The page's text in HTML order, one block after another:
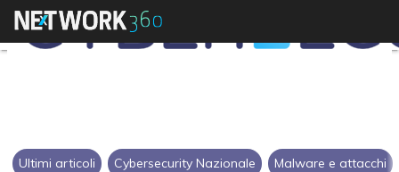
Ultimi articoli Cybersecurity Nazionale Malware e attacchi